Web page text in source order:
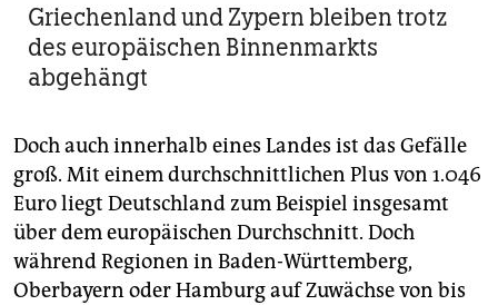
Griechenland und Zypern bleiben trotz
des europäischen Binnenmarkts
abgehängt
Doch auch innerhalb eines Landes ist das Gefälle
groß. Mit einem durchschnittlichen Plus von 1.046
Euro liegt Deutschland zum Beispiel insgesamt
über dem europäischen Durchschnitt. Doch
während Regionen in Baden-Württemberg,
Oberbayern oder Hamburg auf Zuwächse von bis